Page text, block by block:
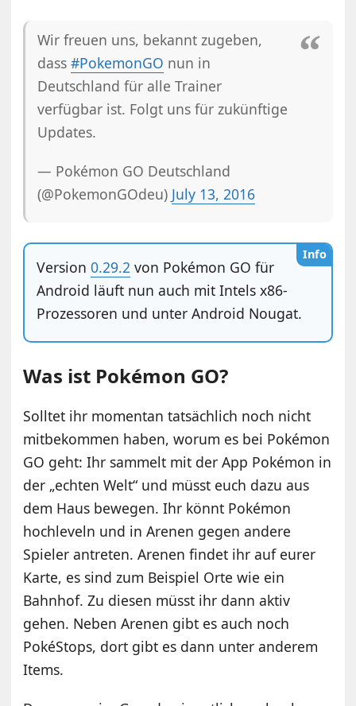
Wir freuen uns, bekannt zugeben,
dass#PokemonGO nun in
Deutschland für alle Trainer
verfügbar ist. Folgt uns für zukünftige
Updates.
— Pokémon GO Deutschland
(@PokemonGOdeu) July 13, 2016
Info
Version0.29.2 von Pokémon GO für
Android läuft nun auch mit Intels x86-
Prozessoren und unter Android Nougat.
Was ist Pokémon GO?
Solltet ihr momentan tatsächlich noch nicht
mitbekommen haben, worum es bei Pokémon
GO geht: Ihr sammelt mit der App Pokémon in
der „echten Welt“ und müsst euch dazu aus
dem Haus bewegen. Ihr könnt Pokémon
hochleveln und in Arenen gegen andere
Spieler antreten. Arenen findet ihr auf eurer
Karte, es sind zum Beispiel Orte wie ein
Bahnhof. Zu diesen müsst ihr dann aktiv
gehen. Neben Arenen gibt es auch noch
PokéStops, dort gibt es dann unter anderem
Items.